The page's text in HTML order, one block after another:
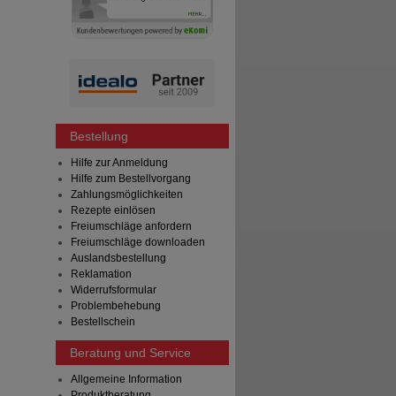
Bestellung
Hilfe zur Anmeldung
Hilfe zum Bestellvorgang
Zahlungsmöglichkeiten
Rezepte einlösen
Freiumschläge anfordern
Freiumschläge downloaden
Auslandsbestellung
Reklamation
Widerrufsformular
Problembehebung
Bestellschein
Beratung und Service
Allgemeine Information